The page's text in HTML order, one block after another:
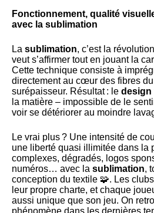
Fonctionnement, qualité
avec la sublimation
La sublimation, c’est la
veut s’affirmer tout en jouant la
Cette technique consiste à
directement au cœur des fibres
surépaisseur. Résultat : le design
la matière – impossible de le
voir se détériorer au moindre
Le vrai plus ? Une intensité de
une liberté quasi illimitée dans la
complexes, dégradés, logos
numéros… avec la sublimation,
conception du textile 🧩. Les
leur propre charte, et chaque
aussi unique que son jeu. On
phénomène dans les dernières